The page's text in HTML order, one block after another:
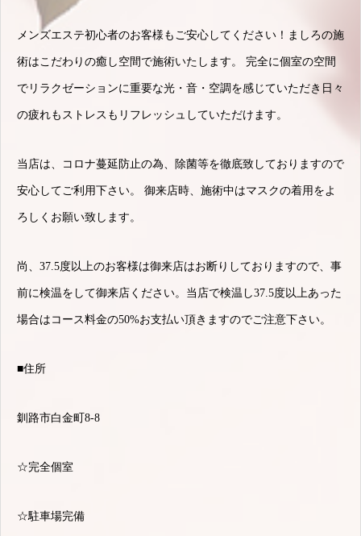
メンズエステ初心者のお客様もご安心してください！ましろの施
術はこだわりの癒し空間で施術いたします。 完全に個室の空間
でリラクゼーションに重要な光・音・空調を感じていただき日々
の疲れもストレスもリフレッシュしていただけます。
当店は、コロナ蔓延防止の為、除菌等を徹底致しておりますので
安心してご利用下さい。 御来店時、施術中はマスクの着用をよ
ろしくお願い致します。
尚、37.5度以上のお客様は御来店はお断りしておりますので、事
前に検温をして御来店ください。当店で検温し37.5度以上あった
場合はコース料金の50%お支払い頂きますのでご注意下さい。
■住所
釧路市白金町8-8
☆完全個室
☆駐車場完備